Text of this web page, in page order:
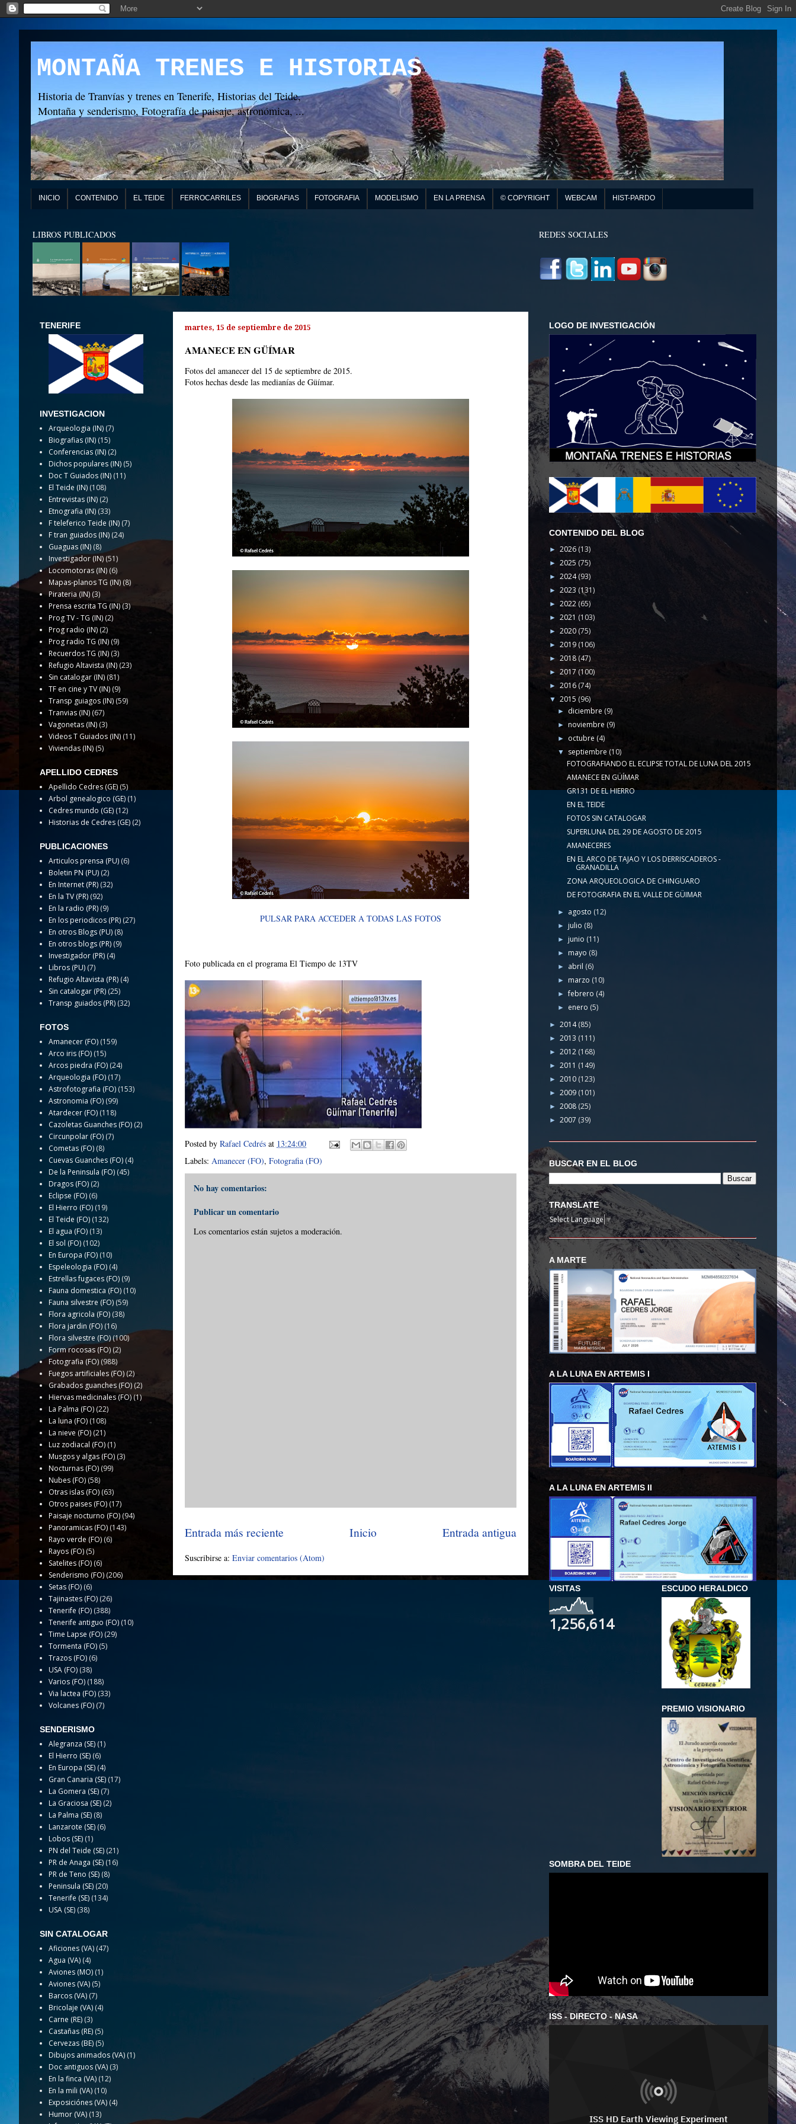
MONTAÑA TRENES E HISTORIAS
Historia de Tranvías y trenes en Tenerife, Historias del Teide,
Montaña y senderismo, Fotografía de paisaje, astronómica, ...
INICIO CONTENIDO EL TEIDE FERROCARRILES BIOGRAFIAS FOTOGRAFIA MODELISMO EN LA PRENSA © COPYRIGHT WEBCAM HIST-PARDO
LIBROS PUBLICADOS REDES SOCIALES
martes, 15 de septiembre de 2015
AMANECE EN GÜÍMAR
Fotos del amanecer del 15 de septiembre de 2015.
Fotos hechas desde las medianías de Güímar.
PULSAR PARA ACCEDER A TODAS LAS FOTOS
Foto publicada en el programa El Tiempo de 13TV
Posted by Rafael Cedrés at 13:24:00
Labels: Amanecer (FO), Fotografia (FO)
No hay comentarios:
Publicar un comentario
Los comentarios están sujetos a moderación.
Entrada más reciente Entrada antigua
Inicio
Suscribirse a: Enviar comentarios (Atom)
TENERIFE
INVESTIGACION
Arqueologia (IN) (7)
Biografias (IN) (15)
Conferencias (IN) (2)
Dichos populares (IN) (5)
Doc T Guiados (IN) (11)
El Teide (IN) (108)
Entrevistas (IN) (2)
Etnografia (IN) (33)
F teleferico Teide (IN) (7)
F tran guiados (IN) (24)
Guaguas (IN) (8)
Investigador (IN) (51)
Locomotoras (IN) (6)
Mapas-planos TG (IN) (8)
Pirateria (IN) (3)
Prensa escrita TG (IN)(3)
Prog TV - TG (IN) (2)
Prog radio (IN) (2)
Prog radio TG (IN) (9)
Recuerdos TG (IN) (3)
Refugio Altavista (IN) (23)
Sin catalogar (IN) (81)
TF en cine y TV (IN) (9)
Transp guiagos (IN)(59)
Tranvias (IN) (67)
Vagonetas (IN) (3)
Videos T Guiados (IN) (11)
Viviendas (IN) (5)
APELLIDO CEDRES
Apellido Cedres (GE) (5)
Arbol genealogico (GE) (1)
Cedres mundo (GE) (12)
Historias de Cedres (GE) (2)
PUBLICACIONES
Articulos prensa (PU) (6)
Boletin PN (PU) (2)
En Internet (PR) (32)
En la TV (PR) (92)
En la radio (PR) (9)
En los periodicos (PR) (27)
En otros Blogs (PU) (8)
En otros blogs (PR) (9)
Investigador (PR) (4)
Libros (PU) (7)
Refugio Altavista (PR) (4)
Sin catalogar (PR) (25)
Transp guiados (PR) (32)
FOTOS
Amanecer (FO) (159)
Arco iris (FO) (15)
Arcos piedra (FO) (24)
Arqueologia (FO) (17)
Astrofotografia (FO) (153)
Astronomia (FO) (99)
Atardecer (FO) (118)
Cazoletas Guanches (FO) (2)
Circunpolar (FO) (7)
Cometas (FO) (8)
Cuevas Guanches (FO) (4)
De la Peninsula (FO) (45)
Dragos (FO) (2)
Eclipse (FO) (6)
El Hierro (FO) (19)
El Teide (FO) (132)
El agua (FO) (13)
El sol (FO) (102)
En Europa (FO) (10)
Espeleologia (FO) (4)
Estrellas fugaces (FO) (9)
Fauna domestica (FO) (10)
Fauna silvestre (FO) (59)
Flora agricola (FO) (38)
Flora jardin (FO) (16)
Flora silvestre (FO)(100)
Form rocosas (FO) (2)
Fotografia (FO) (988)
Fuegos artificiales (FO) (2)
Grabados guanches (FO) (2)
Hiervas medicinales (FO)(1)
La Palma (FO) (22)
La luna (FO) (108)
La nieve (FO) (21)
Luz zodiacal (FO) (1)
Musgos y algas (FO) (3)
Nocturnas (FO) (99)
Nubes (FO) (58)
Otras islas (FO) (63)
Otros paises (FO) (17)
Paisaje nocturno (FO) (94)
Panoramicas (FO) (143)
Rayo verde (FO) (6)
Rayos (FO) (5)
Satelites (FO) (6)
Senderismo (FO) (206)
Setas (FO) (6)
Tajinastes (FO) (26)
Tenerife (FO) (388)
Tenerife antiguo (FO) (10)
Time Lapse (FO) (29)
Tormenta (FO) (5)
Trazos (FO) (6)
USA (FO) (38)
Varios (FO) (188)
Via lactea (FO) (33)
Volcanes (FO) (7)
SENDERISMO
Alegranza (SE) (1)
El Hierro (SE) (6)
En Europa (SE) (4)
Gran Canaria (SE) (17)
La Gomera (SE) (7)
La Graciosa (SE) (2)
La Palma (SE) (8)
Lanzarote (SE) (6)
Lobos (SE) (1)
PN del Teide (SE) (21)
PR de Anaga (SE) (16)
PR de Teno (SE) (8)
Peninsula (SE) (20)
Tenerife (SE) (134)
USA (SE) (38)
SIN CATALOGAR
Aficiones (VA) (47)
Agua (VA) (4)
Aviones (MO) (1)
Aviones (VA) (5)
Barcos (VA) (7)
Bricolaje (VA) (4)
Carne (RE) (3)
Castañas (RE) (5)
Cervezas (BE) (5)
Dibujos animados (VA) (1)
Doc antiguos (VA) (3)
En la finca (VA) (12)
En la mili (VA) (10)
Exposiciónes (VA) (4)
Humor (VA) (13)
LOGO DE INVESTIGACIÓN
CONTENIDO DEL BLOG
► 2026(13)
► 2025 (75)
► 2024(93)
► 2023 (131)
► 2022 (65)
► 2021 (103)
► 2020 (75)
► 2019 (106)
► 2018 (47)
► 2017 (100)
► 2016 (74)
▼ 2015 (96)
► diciembre (9)
►noviembre (9)
► octubre (4)
▼ septiembre (10)
FOTOGRAFIANDO EL ECLIPSE TOTAL DE LUNA DEL 2015
AMANECE EN GÜÍMAR
GR131 DE EL HIERRO
EN EL TEIDE
FOTOS SIN CATALOGAR
SUPERLUNA DEL 29 DE AGOSTO DE 2015
AMANECERES
EN EL ARCO DE TAJAO Y LOS DERRISCADEROS -
GRANADILLA
ZONA ARQUEOLOGICA DE CHINGUARO
DE FOTOGRAFIA EN EL VALLE DE GÜIMAR
► agosto (12)
► julio (8)
► junio (11)
► mayo (8)
► abril (6)
► marzo (10)
►febrero (4)
► enero (5)
► 2014(85)
► 2013 (111)
► 2012 (168)
► 2011 (149)
► 2010 (123)
► 2009 (101)
► 2008 (25)
► 2007 (39)
BUSCAR EN EL BLOG
TRANSLATE
Select Language▼
A MARTE
A LA LUNA EN ARTEMIS I
A LA LUNA EN ARTEMIS II
VISITAS
1,256,614
ESCUDO HERALDICO
PREMIO VISIONARIO
SOMBRA DEL TEIDE
ISS - DIRECTO - NASA